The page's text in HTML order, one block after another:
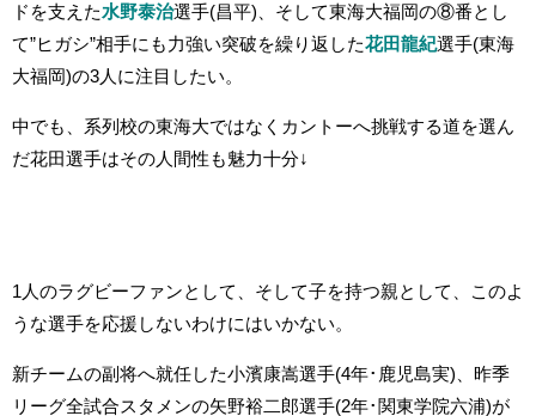
ドを支えた水野泰治選手(昌平)、そして東海大福岡の⑧番とし
て”ヒガシ”相手にも力強い突破を繰り返した花田龍紀選手(東海
大福岡)の3人に注目したい。
中でも、系列校の東海大ではなくカントーへ挑戦する道を選ん
だ花田選手はその人間性も魅力十分↓
1人のラグビーファンとして、そして子を持つ親として、このよ
うな選手を応援しないわけにはいかない。
新チームの副将へ就任した小濱康嵩選手(4年･鹿児島実)、昨季
リーグ全試合スタメンの矢野裕二郎選手(2年･関東学院六浦)が